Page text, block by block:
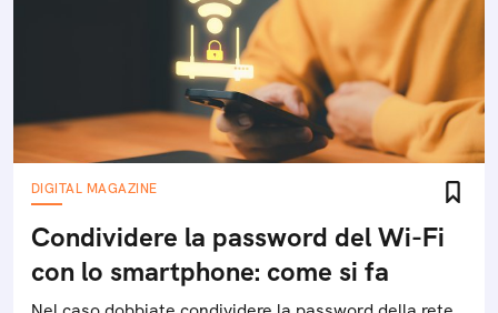
DIGITAL MAGAZINE
Condividere la password del Wi-Fi
con lo smartphone: come si fa